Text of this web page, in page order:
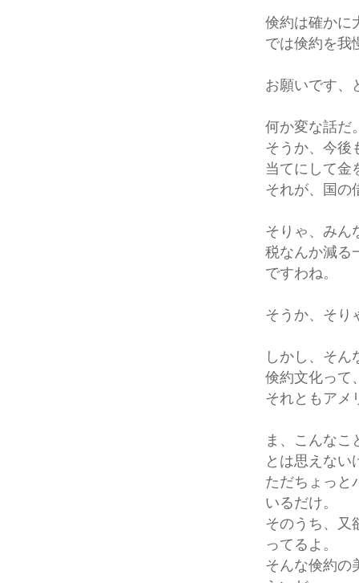
倹約は確かに
では倹約を我
お願いです、
何か変な話だ
そうか、今後
当てにして金
それが、国の
そりゃ、みん
税なんか減る
ですわね。
そうか、そり
しかし、そん
倹約文化って
それともアメ
ま、こんなこ
とは思えない
ただちょっと
いるだけ。
そのうち、又
ってるよ。
そんな倹約の